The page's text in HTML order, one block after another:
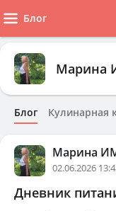
Блог
Марина
Блог Кулинарная
Марина
02.06.2026
Дневник